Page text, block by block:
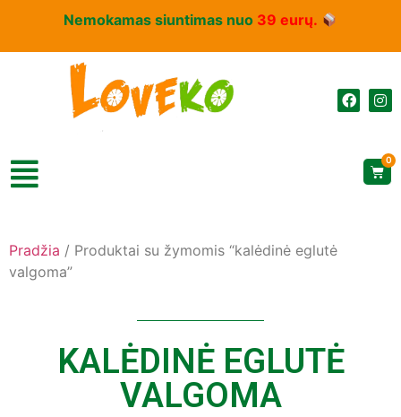
Nemokamas siuntimas nuo 39 eurų.
0
Pradžia / Produktai su žymomis “kalėdinė eglutė
valgoma”
KALĖDINĖ EGLUTĖ
VALGOMA